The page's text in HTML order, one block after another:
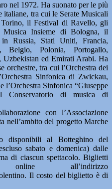
nel 1972. Ha suonato per le più
tra cui le Serate Musicali
il Festival di Ravello, gli
Insieme di Bologna, il
Russia, Stati Uniti, Francia,
Belgio, Polonia, Portogallo,
Uzbekistan ed Emirati Arabi. Ha
orchestre, tra cui l’Orchestra dei
Sinfonica di Zwickau,
l’Orchestra Sinfonica “Giuseppe
Conservatorio di musica di
con l’Associazione
nell’ambito del progetto Marche
disponibili al Botteghino del
sabato e domenica) dalle
di ciascun spettacolo. Biglietti
all’indirizzo
Il costo del biglietto è di